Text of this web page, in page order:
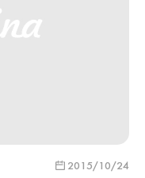
2015/10/24